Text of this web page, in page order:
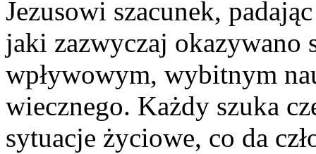
Jezusowi szacunek,
jaki zazwyczaj okazywano
wpływowym, wybitnym
wiecznego. Każdy szuka
sytuacje życiowe, co da